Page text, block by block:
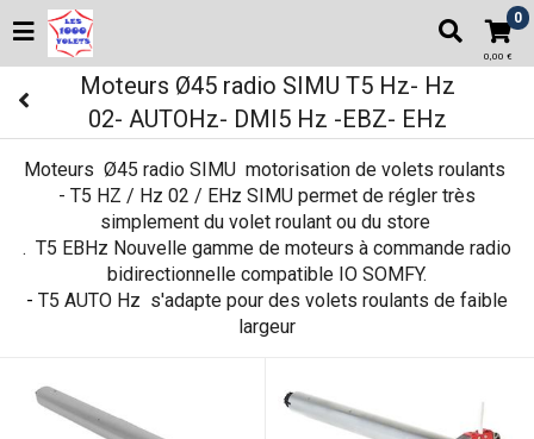
0
0,00 €
Moteurs Ø45 radio SIMU T5 Hz- Hz
02- AUTOHz- DMI5 Hz -EBZ- EHz
Moteurs Ø45 radio SIMU motorisation de volets roulants
- T5 HZ / Hz 02 / EHz SIMU permet de régler très
simplement du volet roulant ou du store
. T5 EBHz Nouvelle gamme de moteurs à commande radio
bidirectionnelle compatible IO SOMFY.
- T5 AUTO Hz s'adapte pour des volets roulants de faible
largeur